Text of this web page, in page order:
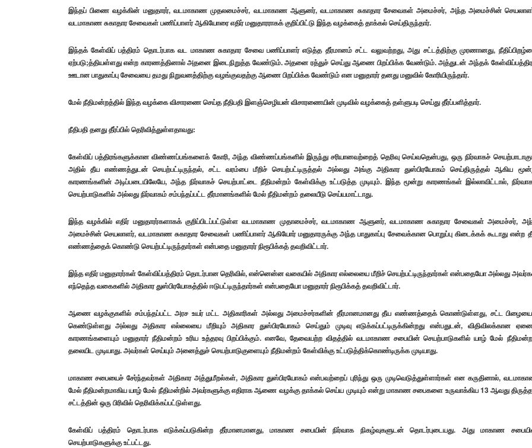
இந்தப் பிணை வழக்கின் மனுதாரர், வடமாகாண முதலமைச்சர், வடமாகாண ஆளுனர், வடமாகாண சுகாதார சேவைகள் அமைச்சர், அந்த அமைச்சின்
வடமாகாண சுகாதார சேவைகள் பணிப்பாளர் ஆகியோரை எதிர் மனுதாரராகக் குறிப்பிட்டு இந்த வழக்கைத் தாக்கல் செய்திருந்தார்.
இந்தக் கேள்விப் பத்திரம் தொடர்பாக வட மாகாண சுகாதார சேவை பணிப்பாளர் எடுத்த தீர்மானம் சட்ட வலுவற்றது, அது சட்டத்திற்கு முரணானது,
ஏற்படு;த்தியள்ளது என்ற காரணத்தினால் அதனை இடைநிறுத்த வேண்டும். அதனை ரத்துச் செய்து ஆணை பிறப்பிக்க வேண்டும். அத்துடன் அந்தக்
ஊடான பாதுகாப்பு சேவையை தமது நிறுவனத்திற்கு வழங்குவதற்கு ஆணை பிறப்பிக்க வேண்டும் என மனுதாரர் தனது மனுவில் கோரியிருந்தார்.
மேல் நீதிமன்றத்தில் இந்த வழக்கை விசாரணை செய்த நீதிபதி இளஞ்செழியன் விசாரணையின் முடிவில் வழக்கைத் தள்ளுபடி செய்து தீர்ப்பளித்தார்.
நீதிபதி தனது தீர்ப்பில் தெரிவித்துள்ளதாவது:
கேள்விப் பத்திரங்களுக்கான விண்ணப்பங்களைக் கோரி, அந்த விண்ணப்பங்களில் இருந்து சரியானவற்றைத் தெரிவு செய்வதென்பது, ஒரு நிர்வாகச்
அதில் தீய எண்ணத்துடன் செயற்பட்டிருந்தல், சட்ட வரம்பை மீறிச் செயற்பட்டிருத்தல் அல்லது அங்கு அதிகார துஸ்பிரயோகம் செய்திருத்தல் ஆகிய
காரணங்களின் அடிப்படையிலேயே, அந்த நிர்வாகச் செயற்பாட்டை நீதிமன்றம் கேள்விக்கு உட்படுத்த முடியும். இந்த மூன்று காரணங்கள் இல்லாவிட்டால்,
செயற்பாடுகளில் அல்லது நிர்வாகம் சம்பந்தப்பட்ட தீர்மானங்களில் மேல் நீதிமன்றம் தலையீடு செய்யமாட்டாது.
இந்த வழக்கில் எதிர் மனுதாரர்களாகக் குறிப்பிடப்பட்டுள்ள வடமாகாண முதாமைச்சர், வடமாகாண ஆளுனர், வடமாகாண சுகாதார சேவைகள் அமைச்சர்,
அமைச்சின் செயலாளர், வடமாகாண சுகாதார சேவைகள் பணிப்பாளர் ஆகியோர் மனுதாரருக்கு அந்த பாதுகாப்பு சேவைக்கான பொறுப்பு கிடைக்கக் கூடாது என்ற
எண்ணத்தைக் கொண்டு செயற்பட்டிருந்தார்கள் என்பதை மனுதாரர் நிரூபிக்கத் தவறிவிட்டார்.
இந்த எதிர் மனுதாரர்கள் கேள்விப்பத்திரம் தொடர்பான தெரிவில், என்னென்ன வகையில் அதிகார எல்லையை மீறிச் செயற்பட்டிருந்தார்கள் என்பதையோ அல்லது
எந்தெந்த வகைகளில் அதிகார துஸ்பிரயோகத்தில் ஈடுபட்டிருந்தார்கள் என்பதையோ மனுதாரர் நிரூபிக்கத் தவறிவிட்டார்.
ஆணை வழக்குகளில் சம்பந்தப்பட்ட அரச உயர் மட்ட அதிகாரிகள் அல்லது அமைச்சர்களின் தீர்மானமானது தீய எண்ணத்தைக் கொண்டுள்ளது, சட்ட
கெண்டுள்ளது அல்லது அதிகார எல்லையை மீறியும் அதிகார துஸ்பிரயோகம் செய்தும் முடிவு எடுக்கப்பட்டிருக்கின்றது என்பதுடன், விதிவிலக்கான
காரணங்களையும் மனுதாரர் நீதிமன்றம் உரிய உத்தரவு பிறப்பிக்கும். எனவே, தேவையற்ற விதத்தில் வடமாகாண சபையின் செயற்பாடுகளில் யாழ் மேல்
தலையிட முடியாது. அவர்கள் செய்யும் அனைத்துச் செயற்பாடுகுளையும் நீதிமன்றம் கேள்விக்கு உட்படுத்திக்கொண்டிருக்க முடியாது.
மாகாண சபையைச் சேர்ந்தவர்கள் அதிகார அத்துமீறல்கள், அதிகார துஸ்பிரயோகம் என்பவற்றைப் புரிந்து ஒரு முடிவெடுத்துள்ளார்கள் என கருதினால்,
மேல் நீதிமன்றமாகிய யாழ் மேல் நீதிமன்றில் அவர்களுக்கு எதிராக ஆணை வழக்கு தாக்கல் செய்ய முடியும் என்று மாகாண சபைகளை உருவாக்கிய 13 ஆவது
சட்டத்தின் ஒரு பிரிவில் தெரிவிக்கப்பட்டுள்ளது.
கேள்விப் பத்திரம் தொடர்பாக எடுக்கப்படுகின்ற தீர்மானமானது, மாகாண சபையின் நிர்வாக நிகழ்வுகளுடன் தொடர்புடையது. அது மாகாண
செயற்பாடுகளுக்கு உட்பட்டது.